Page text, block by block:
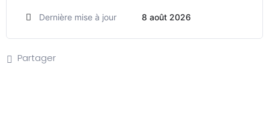
Dernière mise à jour 8 août 2026
Partager